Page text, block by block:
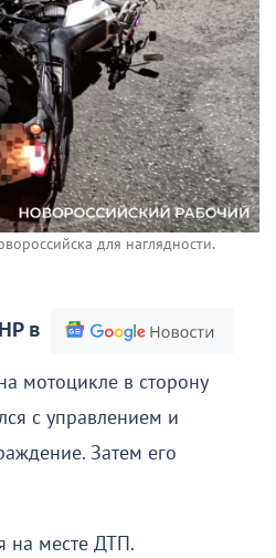
для наглядности.
в
мотоцикле в сторону
с управлением и
Затем его
на месте ДТП.